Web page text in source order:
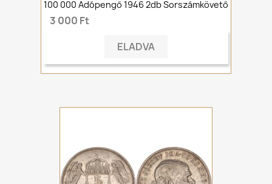
100 000 Adópengő 1946 2db Sorszámkövető
3 000 Ft
ELADVA